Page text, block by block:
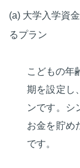
(a) 大学入学資
るプラン
こどもの年
期を設定し
ンです。シ
お金を貯め
です。